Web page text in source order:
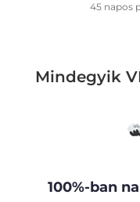
45 napos
Mindegyik
100%-ban